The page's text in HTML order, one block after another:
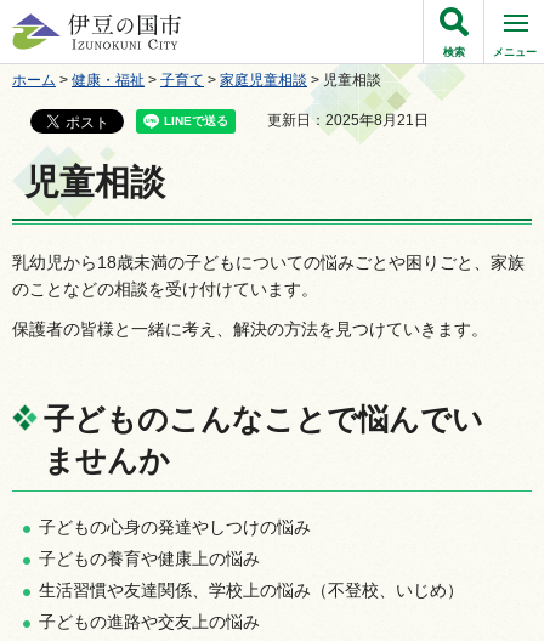
伊豆の国市
検索 メニュー
ホーム > 健康・福祉 > 子育て > 家庭児童相談 > 児童相談
更新日：2025年8月21日
児童相談
乳幼児から18歳未満の子どもについての悩みごとや困りごと、家族
のことなどの相談を受け付けています。
保護者の皆様と一緒に考え、解決の方法を見つけていきます。
子どものこんなことで悩んでい
ませんか
子どもの心身の発達やしつけの悩み
子どもの養育や健康上の悩み
生活習慣や友達関係、学校上の悩み（不登校、いじめ）
子どもの進路や交友上の悩み